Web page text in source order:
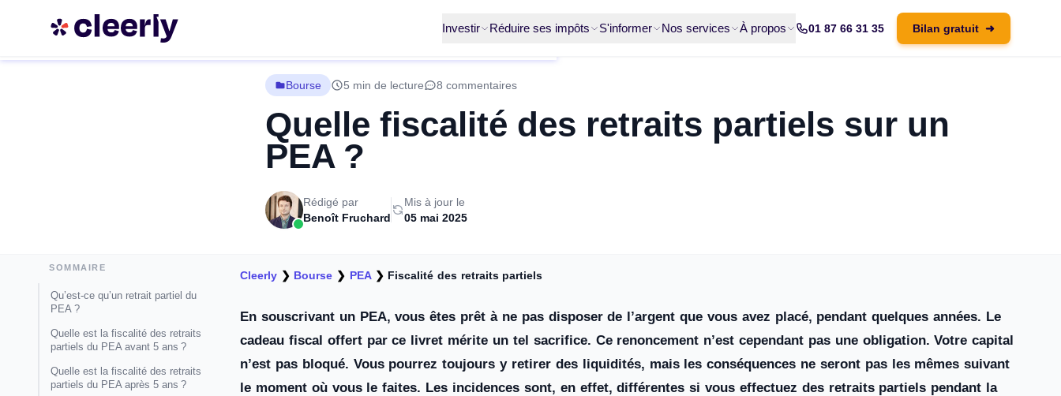
Investir Réduire ses impôts S'informer Nos services À propos 01 87 66 31 35 Bilan gratuit ➜
Bourse 5 min de lecture 8 commentaires
Quelle fiscalité des retraits partiels sur un
PEA ?
Rédigé par
Benoît Fruchard
Mis à jour le
05 mai 2025
SOMMAIRE
Qu’est-ce qu’un retrait partiel du
PEA ?
Quelle est la fiscalité des retraits
partiels du PEA avant 5 ans ?
Quelle est la fiscalité des retraits
partiels du PEA après 5 ans ?
Cleerly ❯ Bourse ❯ PEA❯ Fiscalité des retraits partiels
En souscrivant un PEA, vous êtes prêt à ne pas disposer de l’argent que vous avez placé, pendant quelques années. Le
cadeau fiscal offert par ce livret mérite un tel sacrifice. Ce renoncement n’est cependant pas une obligation. Votre capital
n’est pas bloqué. Vous pourrez toujours y retirer des liquidités, mais les conséquences ne seront pas les mêmes suivant
le moment où vous le faites. Les incidences sont, en effet, différentes si vous effectuez des retraits partiels pendant la